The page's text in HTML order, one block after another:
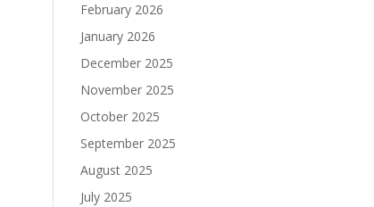
February 2026
January 2026
December 2025
November 2025
October 2025
September 2025
August 2025
July 2025